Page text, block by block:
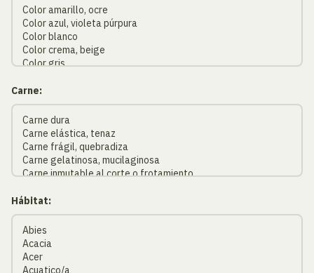
Carne:
Hábitat: